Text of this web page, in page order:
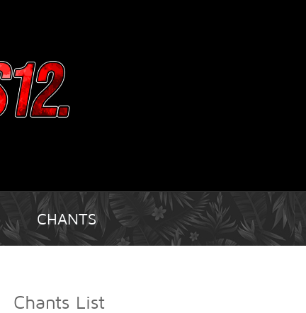
CHANTS
Chants List